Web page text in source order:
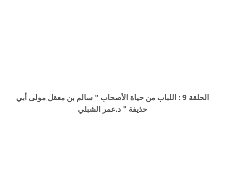
الحلقة 9 : اللباب من حياة الأصحاب " سالم بن معقل مولى أبي
حذيفة " د.عمر الشبلي